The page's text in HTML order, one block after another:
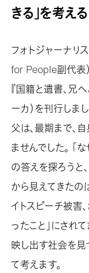
きる」を考える
フォトジャーナリ
for People副代表
『国籍と遺書、兄
ーカ）を刊行しま
父は、最期まで、
ませんでした。 「
の答えを探ろうと
から見えてきたの
イトスピーチ被害
ったこと」にされ
映し出す社会を見
て考えます。